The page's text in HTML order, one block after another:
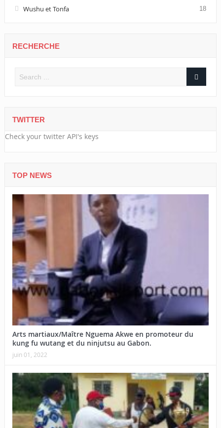
Wushu et Tonfa 18
RECHERCHE
TWITTER
Check your twitter API's keys
TOP NEWS
Arts martiaux/Maître Nguema Akwe en promoteur du
kung fu wutang et du ninjutsu au Gabon.
juin 01, 2022